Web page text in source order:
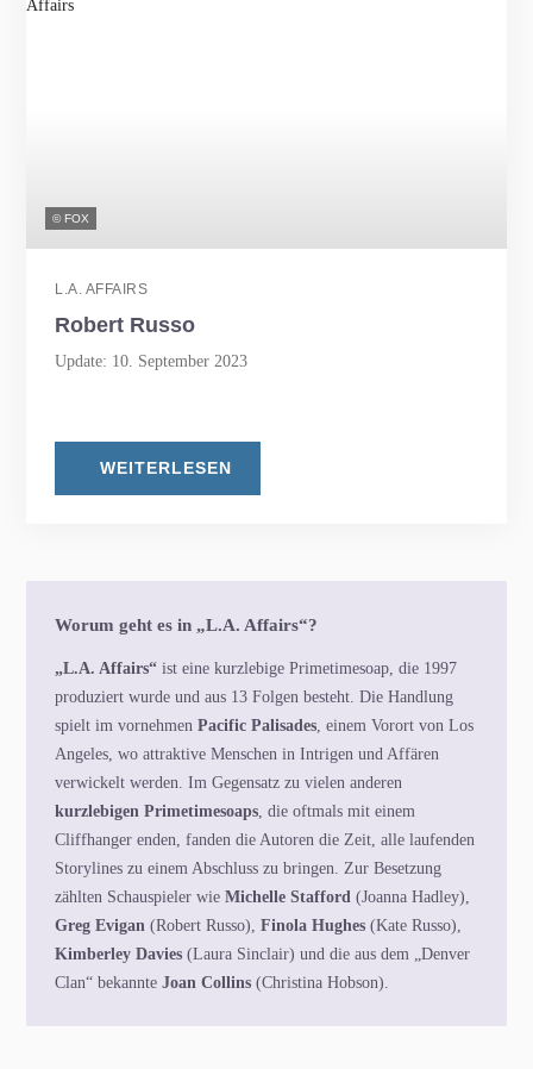
© FOX
L.A. AFFAIRS
Robert Russo
Update: 10. September 2023
WEITERLESEN
Worum geht es in „L.A. Affairs“?
„L.A. Affairs“ ist eine kurzlebige Primetimesoap, die 1997
produziert wurde und aus 13 Folgen besteht. Die Handlung
spielt im vornehmenPacific Palisades, einem Vorort von Los
Angeles, wo attraktive Menschen in Intrigen und Affären
verwickelt werden. Im Gegensatz zu vielen anderen
kurzlebigen Primetimesoaps, die oftmals mit einem
Cliffhanger enden, fanden die Autoren die Zeit, alle laufenden
Storylines zu einem Abschluss zu bringen. Zur Besetzung
zählten Schauspieler wieMichelle Stafford (Joanna Hadley),
Greg Evigan (Robert Russo),Finola Hughes (Kate Russo),
Kimberley Davies (Laura Sinclair) und die aus dem „Denver
Clan“ bekannteJoan Collins (Christina Hobson).